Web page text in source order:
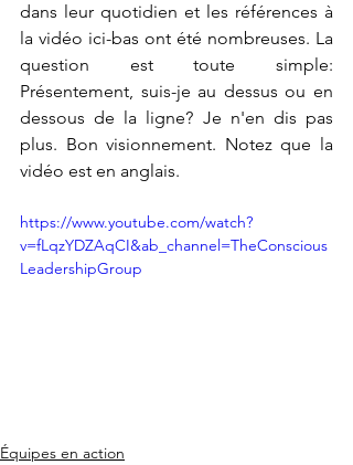
dans leur quotidien et les références à
la vidéo ici-bas ont été nombreuses. La
question est toute simple:
Présentement, suis-je au dessus ou en
dessous de la ligne? Je n'en dis pas
plus. Bon visionnement. Notez que la
vidéo est en anglais.
https://www.youtube.com/watch?
v=fLqzYDZAqCI&ab_channel=TheConscious
LeadershipGroup
Équipes en action